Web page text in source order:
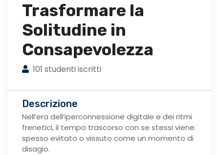
Trasformare la
Solitudine in
Consapevolezza
101 studenti iscritti
Descrizione
Nell’era dell’iperconnessione digitale e dei ritmi
frenetici, il tempo trascorso con se stessi viene
spesso evitato o vissuto come un momento di
disagio.